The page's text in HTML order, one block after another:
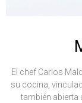
El chef Carlos
su cocina,
también abierta